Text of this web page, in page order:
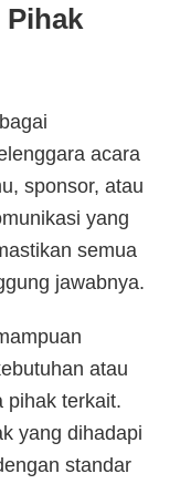
acara
sponsor, atau
yang
semua
jawabnya.
atau
pihak terkait.
yang dihadapi
standar